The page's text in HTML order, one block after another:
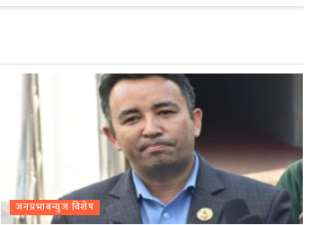
जनप्रभाबन्युज विशेष